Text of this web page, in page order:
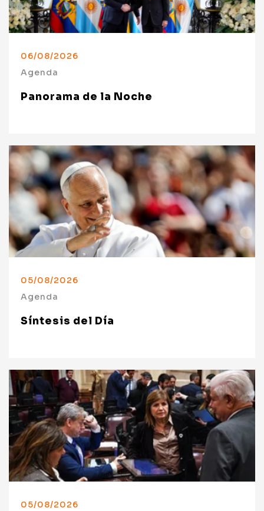
06/08/2026
Agenda
Panorama de la Noche
05/08/2026
Agenda
Síntesis del Día
05/08/2026